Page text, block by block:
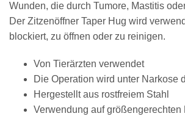
Wunden, die durch Tumore, Mastitis
Der Zitzenöffner Taper Hug wird
blockiert, zu öffnen oder zu reinigen.
Von Tierärzten verwendet
Die Operation wird unter Narkose
Hergestellt aus rostfreiem Stahl
Verwendung auf größengerechten